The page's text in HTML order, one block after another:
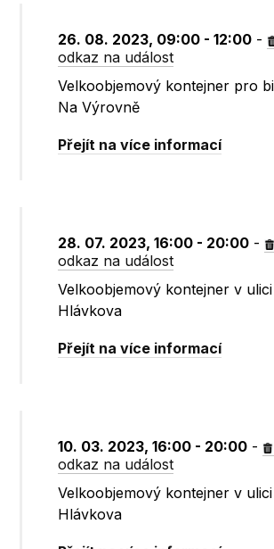
26. 08. 2023, 09:00 - 12:00 -
odkaz na událost
Velkoobjemový kontejner pro
Na Výrovně
Přejít na více informací
28. 07. 2023, 16:00 - 20:00 -
odkaz na událost
Velkoobjemový kontejner v
Hlávkova
Přejít na více informací
10. 03. 2023, 16:00 - 20:00 -
odkaz na událost
Velkoobjemový kontejner v
Hlávkova